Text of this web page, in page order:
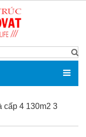
cấp 4 130m2 3